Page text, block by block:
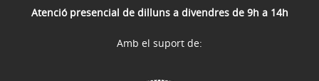
Atenció presencial de dilluns a divendres de 9h a 14h
Amb el suport de: